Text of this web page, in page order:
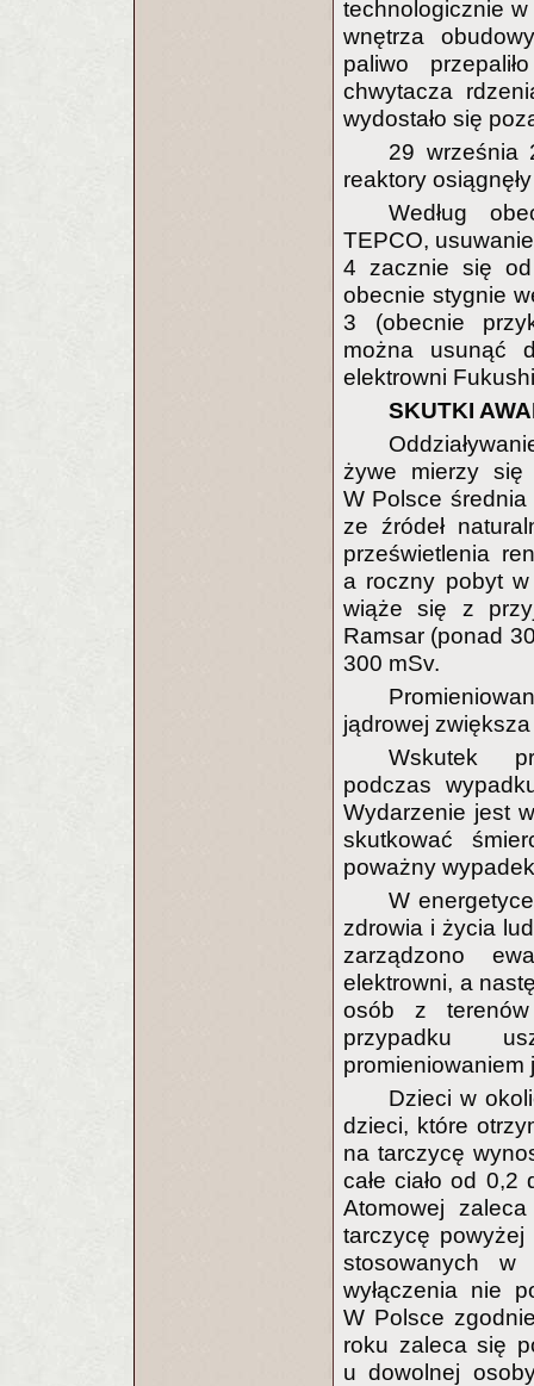
technologicznie
wnętrza
paliwo
chwytacza
wydostało się
29 września
reaktory
Według
TEPCO,
4 zacznie się
obecnie stygnie
3 (obecnie
można usunąć
elektrowni
SKUTKI
żywe mierzy się
W Polsce
ze źródeł
prześwietlenia
a roczny pobyt w
wiąże się z
Ramsar (ponad
300 mSv.
jądrowej
Wskutek
podczas
Wydarzenie jest
skutkować
poważny
W
zdrowia i życia
zarządzono
elektrowni, a
osób z
przypadku
promieniowaniem
Dzieci w
dzieci, które
na tarczycę
całe ciało od
Atomowej
tarczycę
stosowanych
wyłączenia nie
W Polsce
roku zaleca się
u dowolnej